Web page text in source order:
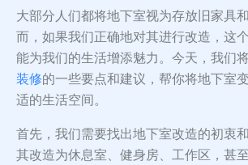
大部分人们都将地下室视为存放旧家具
而，如果我们正确地对其进行改造，这
能为我们的生活增添魅力。今天，我们
装修的一些要点和建议，帮你将地下室
适的生活空间。
首先，我们需要找出地下室改造的初衷
其改造为休息室、健身房、工作区，甚